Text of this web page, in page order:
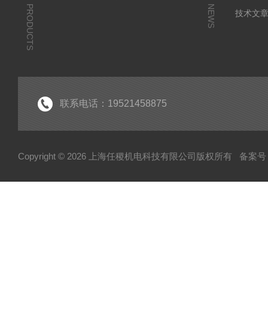
PRODUCTS NEWS
技术文
联系电话：19521458875
Copyright © 2026 上海任稷机电科技有限公司版权所有 备案号